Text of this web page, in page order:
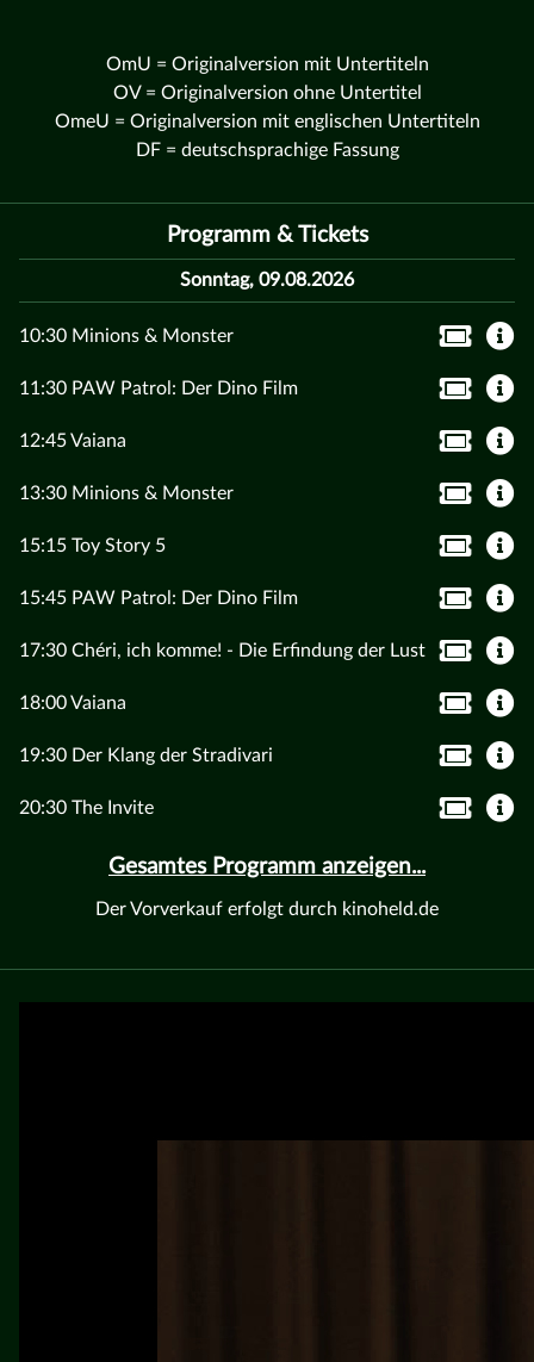
OmU = Originalversion mit Untertiteln
OV = Originalversion ohne Untertitel
OmeU = Originalversion mit englischen Untertiteln
DF = deutschsprachige Fassung
Programm & Tickets
Sonntag, 09.08.2026
10:30 Minions & Monster
11:30 PAW Patrol: Der Dino Film
12:45 Vaiana
13:30 Minions & Monster
15:15 Toy Story 5
15:45 PAW Patrol: Der Dino Film
17:30 Chéri, ich komme! - Die Erfindung der Lust
18:00 Vaiana
19:30 Der Klang der Stradivari
20:30 The Invite
Gesamtes Programm anzeigen...
Der Vorverkauf erfolgt durch kinoheld.de